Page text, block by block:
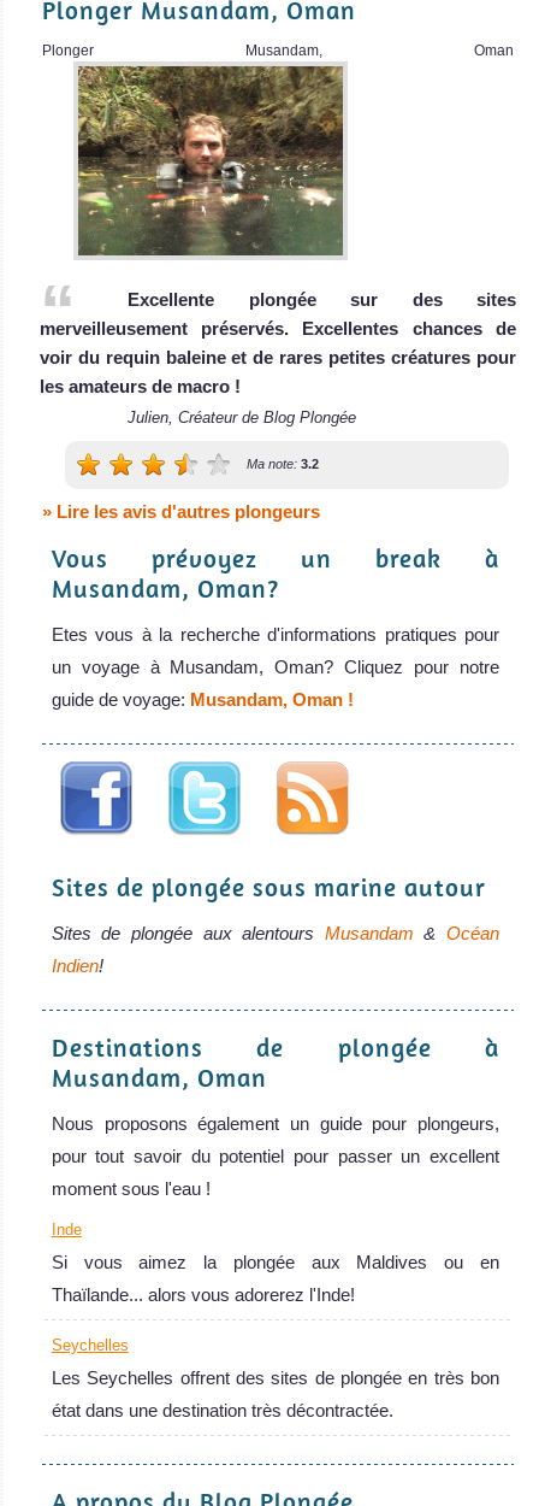
Plonger Musandam, Oman
Plonger Musandam, Oman
Excellente plongée sur des sites
merveilleusement préservés. Excellentes chances de
voir du requin baleine et de rares petites créatures pour
les amateurs de macro !
Julien, Créateur de Blog Plongée
Ma note: 3.2
» Lire les avis d'autres plongeurs
Vous prévoyez un break à
Musandam, Oman?
Etes vous à la recherche d'informations pratiques pour
un voyage à Musandam, Oman? Cliquez pour notre
guide de voyage: Musandam, Oman !
Sites de plongée sous marine autour
Sites de plongée aux alentours Musandam & Océan
Indien!
Destinations de plongée à
Musandam, Oman
Nous proposons également un guide pour plongeurs,
pour tout savoir du potentiel pour passer un excellent
moment sous l'eau !
Inde
Si vous aimez la plongée aux Maldives ou en
Thaïlande... alors vous adorerez l'Inde!
Seychelles
Les Seychelles offrent des sites de plongée en très bon
état dans une destination très décontractée.